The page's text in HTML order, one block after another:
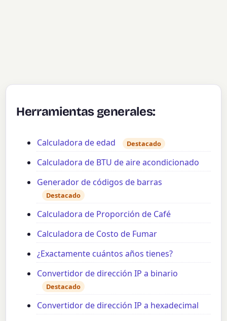
Herramientas generales:
Calculadora de edad Destacado
Calculadora de BTU de aire acondicionado
Generador de códigos de barras
Destacado
Calculadora de Proporción de Café
Calculadora de Costo de Fumar
¿Exactamente cuántos años tienes?
Convertidor de dirección IP a binario
Destacado
Convertidor de dirección IP a hexadecimal